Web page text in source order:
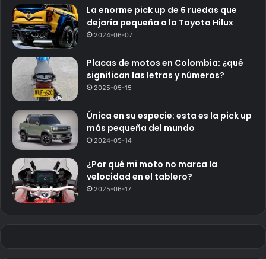
La enorme pick up de 6 ruedas que
dejaría pequeña a la Toyota Hilux
2024-06-07
Placas de motos en Colombia: ¿qué
significan las letras y números?
2025-05-15
Única en su especie: esta es la pick up
más pequeña del mundo
2024-05-14
¿Por qué mi moto no marca la
velocidad en el tablero?
2025-06-17